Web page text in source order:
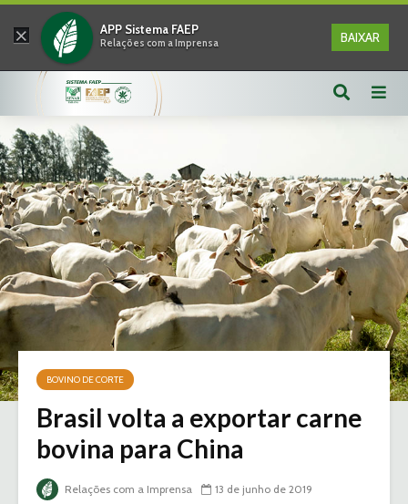
× APP Sistema FAEP
Relações com a Imprensa BAIXAR
BOVINO DE CORTE
Brasil volta a exportar carne
bovina para China
Relações com a Imprensa
13 de junho de 2019